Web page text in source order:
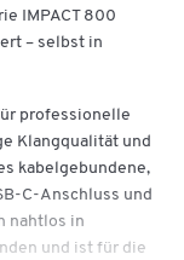
IMPACT 800
– selbst in
professionelle
Klangqualität und
kabelgebundene,
C-Anschluss und
nahtlos in
und ist für die